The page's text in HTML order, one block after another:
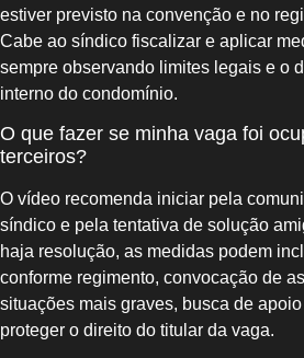
estiver previsto na convenção e no
Cabe ao síndico fiscalizar e aplicar
sempre observando limites legais e o
interno do condomínio.
O que fazer se minha vaga foi
terceiros?
O vídeo recomenda iniciar pela
síndico e pela tentativa de solução
haja resolução, as medidas podem
conforme regimento, convocação de
situações mais graves, busca de
proteger o direito do titular da vaga.